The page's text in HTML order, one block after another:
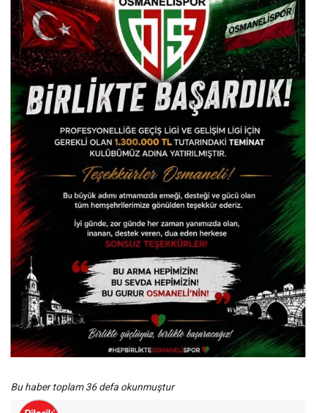
Bu haber toplam 36 defa okunmuştur